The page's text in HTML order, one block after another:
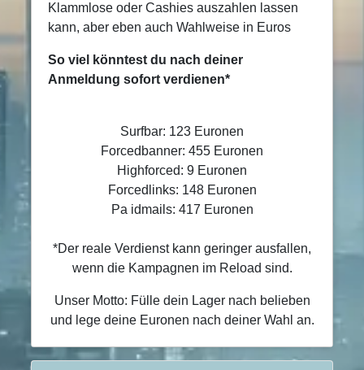
Klammlose oder Cashies auszahlen lassen
kann, aber eben auch Wahlweise in Euros
So viel könntest du nach deiner
Anmeldung sofort verdienen*
Surfbar: 123 Euronen
Forcedbanner: 455 Euronen
Highforced: 9 Euronen
Forcedlinks: 148 Euronen
Pa idmails: 417 Euronen
*Der reale Verdienst kann geringer ausfallen,
wenn die Kampagnen im Reload sind.
Unser Motto: Fülle dein Lager nach belieben
und lege deine Euronen nach deiner Wahl an.